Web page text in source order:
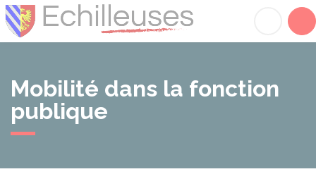
Mobilité dans la fonction
publique